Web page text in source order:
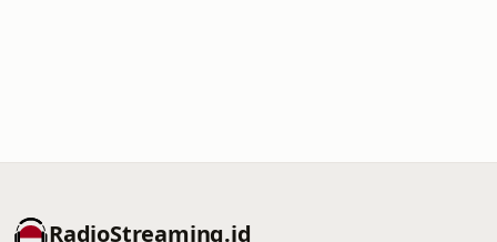
RadioStreaming.id